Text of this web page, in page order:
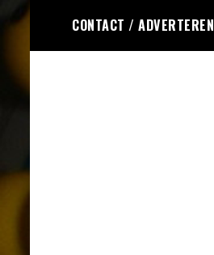
Ga
de
CONTACT / ADVERTEREN